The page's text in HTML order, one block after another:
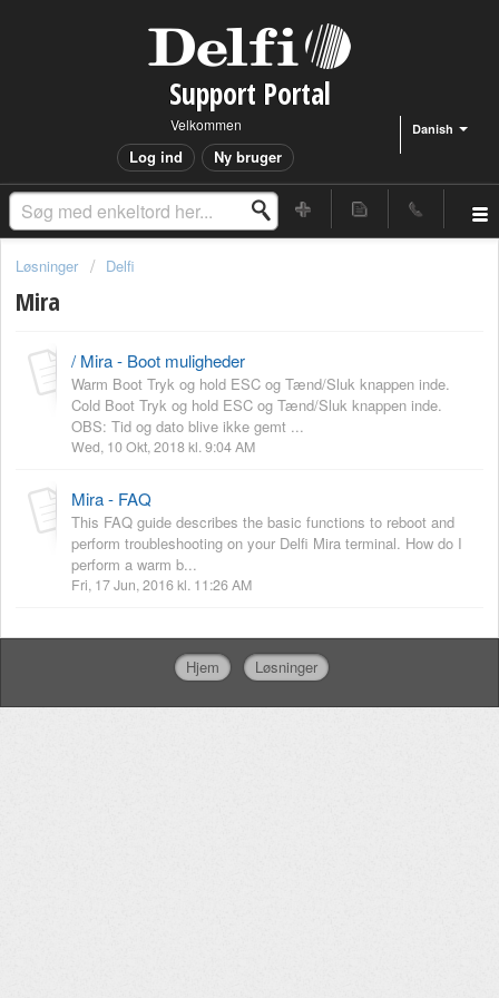
Support Portal
Danish
Velkommen
Log ind Ny bruger
Løsninger Delfi
Mira
/ Mira - Boot muligheder
Warm Boot Tryk og hold ESC og Tænd/Sluk knappen inde.
Cold Boot Tryk og hold ESC og Tænd/Sluk knappen inde.
OBS: Tid og dato blive ikke gemt ...
Wed, 10 Okt, 2018 kl. 9:04 AM
Mira - FAQ
This FAQ guide describes the basic functions to reboot and
perform troubleshooting on your Delfi Mira terminal. How do I
perform a warm b...
Fri, 17 Jun, 2016 kl. 11:26 AM
Hjem Løsninger